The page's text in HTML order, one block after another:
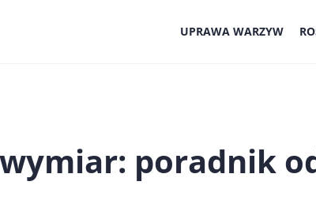
UPRAWA WARZYW
poradnik